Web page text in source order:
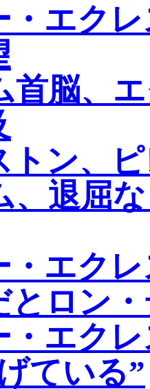
・エク
首脳、
トン、
、退屈
・エク
とロン
・エク
ている”